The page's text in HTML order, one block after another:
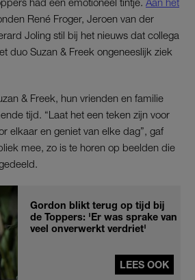
René Froger, Jeroen van der
Joling stil bij het nieuws dat collega
duo Suzan & Freek ongeneeslijk ziek
& Freek, hun vrienden en familie
tijd. “Laat het een teken zijn voor
elkaar en geniet van elke dag”, gaf
mee, zo is te horen op beelden die
Gordon blikt terug op tijd bij
de Toppers: 'Er was sprake van
veel onverwerkt verdriet'
LEES OOK